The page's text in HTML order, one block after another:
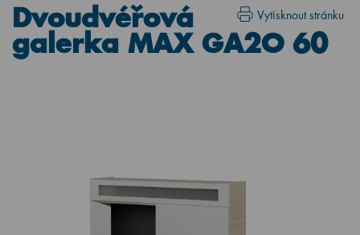
Vytisknout stránku
Dvoudvéřová
galerka MAX GA2O 60